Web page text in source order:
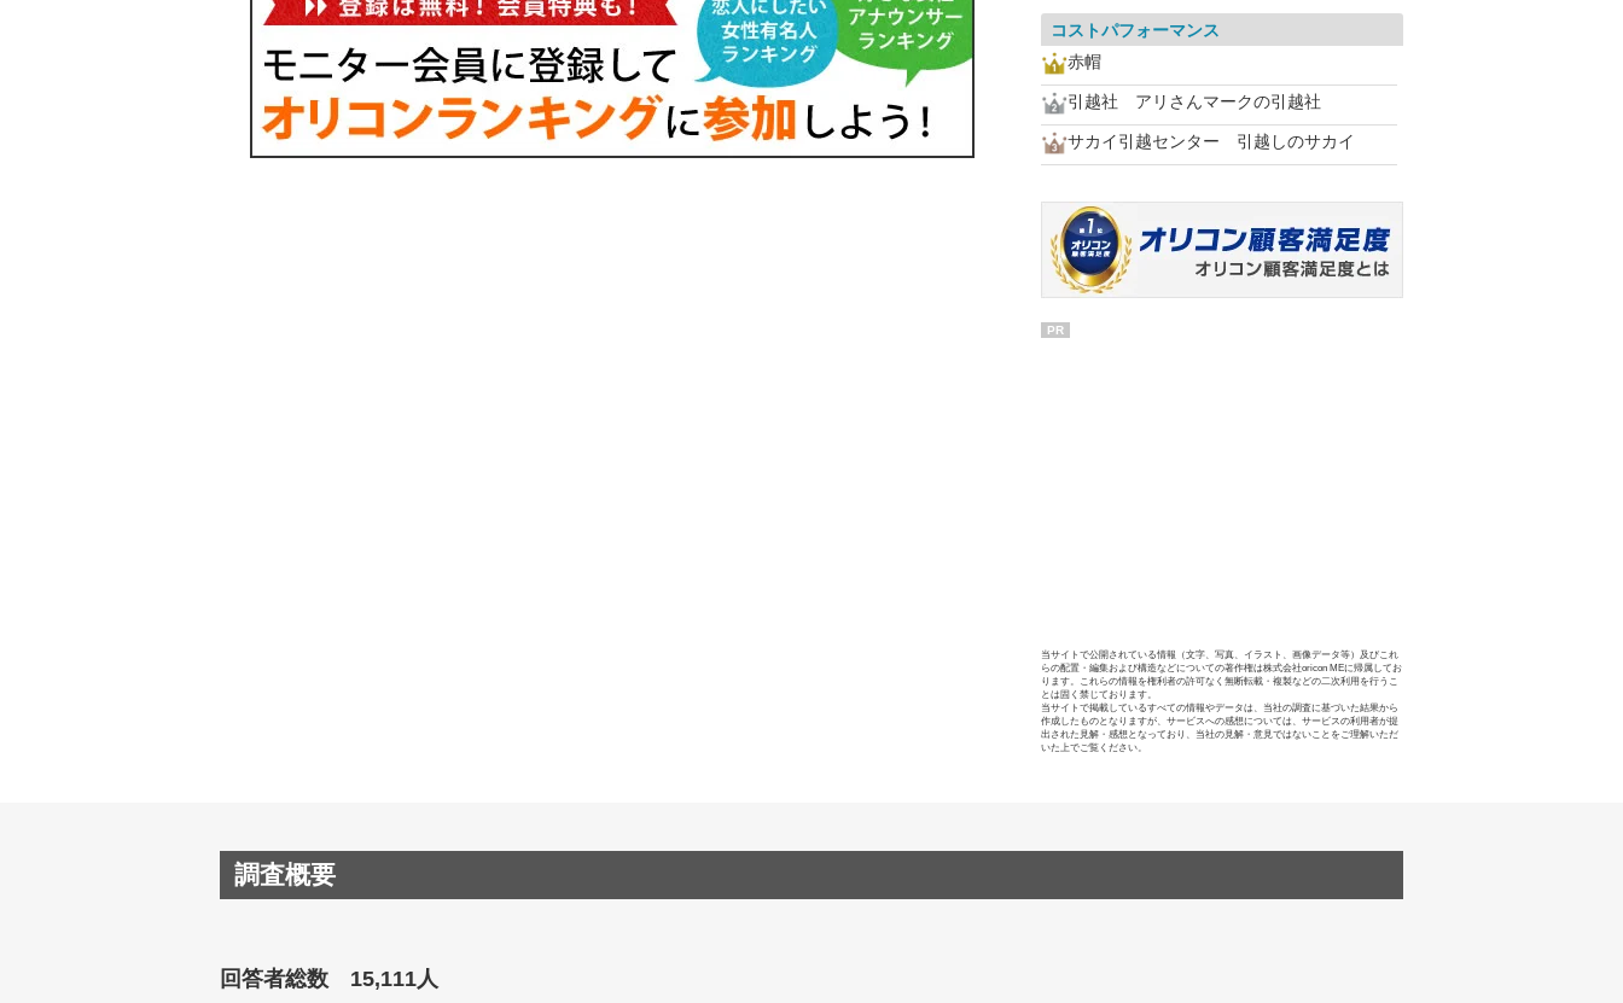
コストパフォーマンス
赤帽
引越社 アリさんマークの引越社
サカイ引越センター 引越しのサカイ
PR
当サイトで公開されている情報（文字、写真、イラスト、画像データ等）及びこれ
らの配置・編集および構造などについての著作権は株式会社oricon MEに帰属してお
ります。これらの情報を権利者の許可なく無断転載・複製などの二次利用を行うこ
とは固く禁じております。
当サイトで掲載しているすべての情報やデータは、当社の調査に基づいた結果から
作成したものとなりますが、サービスへの感想については、サービスの利用者が提
出された見解・感想となっており、当社の見解・意見ではないことをご理解いただ
いた上でご覧ください。
調査概要
回答者総数 15,111人